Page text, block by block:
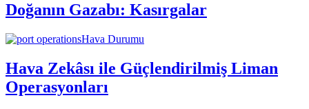
Doğanın Gazabı: Kasırgalar
Hava Durumu
Hava Zekâsı ile Güçlendirilmiş Liman
Operasyonları